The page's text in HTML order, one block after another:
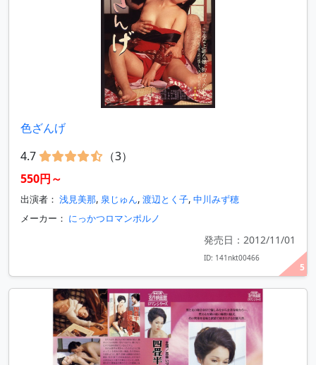
5
色ざんげ
4.7
（3）
550円～
出演者： 浅見美那, 泉じゅん, 渡辺とく子, 中川みず穂
メーカー： にっかつロマンポルノ
発売日：2012/11/01
ID: 141nkt00466